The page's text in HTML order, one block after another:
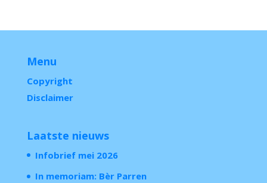
Menu
Copyright
Disclaimer
Laatste nieuws
Infobrief mei 2026
In memoriam: Bèr Parren